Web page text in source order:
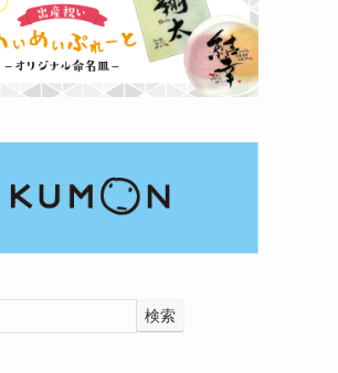
検索